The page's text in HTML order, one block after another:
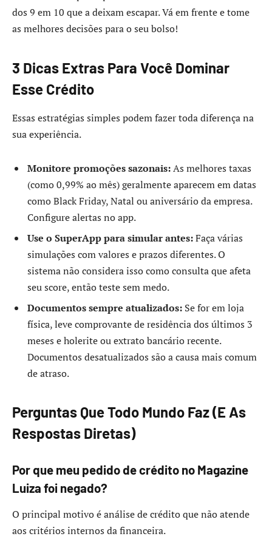
dos 9 em 10 que a deixam escapar. Vá em frente e tome
as melhores decisões para o seu bolso!
3 Dicas Extras Para Você Dominar
Esse Crédito
Essas estratégias simples podem fazer toda diferença na
sua experiência.
Monitore promoções sazonais:As melhores taxas
(como 0,99% ao mês) geralmente aparecem em datas
como Black Friday, Natal ou aniversário da empresa.
Configure alertas no app.
Use o SuperApp para simular antes:Faça várias
simulações com valores e prazos diferentes. O
sistema não considera isso como consulta que afeta
seu score, então teste sem medo.
Documentos sempre atualizados: Se for em loja
física, leve comprovante de residência dos últimos 3
meses e holerite ou extrato bancário recente.
Documentos desatualizados são a causa mais comum
de atraso.
Perguntas Que Todo Mundo Faz (E As
Respostas Diretas)
Por que meu pedido de crédito no Magazine
Luiza foi negado?
O principal motivo é análise de crédito que não atende
aos critérios internos da financeira.